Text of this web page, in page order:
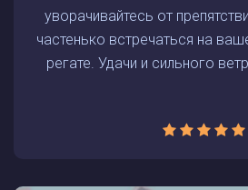
уворачивайтесь от
частенько встречаться на
регате. Удачи и сильного